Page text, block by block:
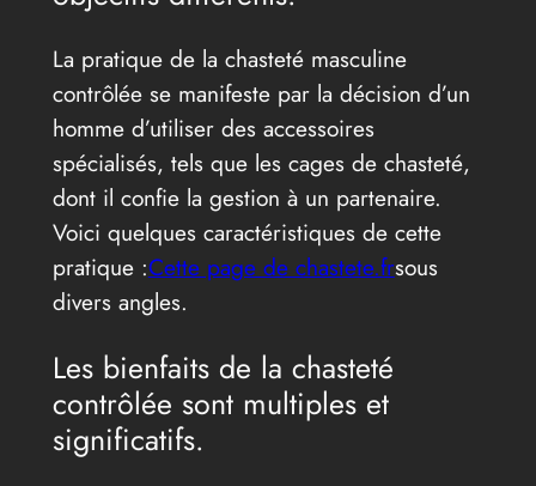
La pratique de la chasteté masculine
contrôlée se manifeste par la décision d’un
homme d’utiliser des accessoires
spécialisés, tels que les cages de chasteté,
dont il confie la gestion à un partenaire.
Voici quelques caractéristiques de cette
pratique :Cette page de chastete.frsous
divers angles.
Les bienfaits de la chasteté
contrôlée sont multiples et
significatifs.